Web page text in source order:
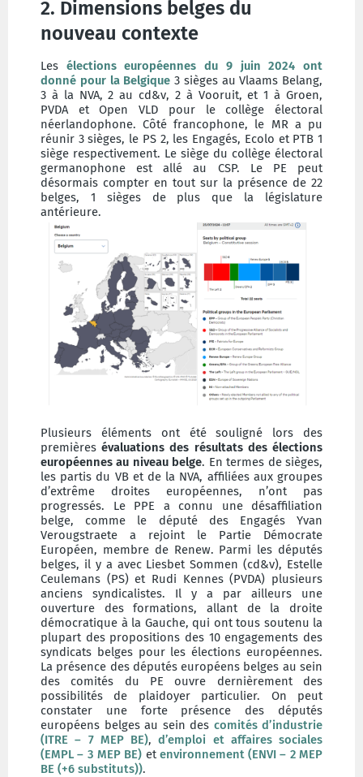
2. Dimensions belges du
nouveau contexte
Les élections européennes du 9 juin 2024 ont
donné pour la Belgique 3 sièges au Vlaams Belang,
3 à la NVA, 2 au cd&v, 2 à Vooruit, et 1 à Groen,
PVDA et Open VLD pour le collège électoral
néerlandophone. Côté francophone, le MR a pu
réunir 3 sièges, le PS 2, les Engagés, Ecolo et PTB 1
siège respectivement. Le siège du collège électoral
germanophone est allé au CSP. Le PE peut
désormais compter en tout sur la présence de 22
belges, 1 sièges de plus que la législature
antérieure.
Plusieurs éléments ont été souligné lors des
premièresévaluations des résultats des élections
européennes au niveau belge. En termes de sièges,
les partis du VB et de la NVA, affiliées aux groupes
d’extrême droites européennes, n’ont pas
progressés. Le PPE a connu une désaffiliation
belge, comme le député des Engagés Yvan
Verougstraete a rejoint le Partie Démocrate
Européen, membre de Renew. Parmi les députés
belges, il y a avec Liesbet Sommen (cd&v), Estelle
Ceulemans (PS) et Rudi Kennes (PVDA) plusieurs
anciens syndicalistes. Il y a par ailleurs une
ouverture des formations, allant de la droite
démocratique à la Gauche, qui ont tous soutenu la
plupart des propositions des 10 engagements des
syndicats belges pour les élections européennes.
La présence des députés européens belges au sein
des comités du PE ouvre dernièrement des
possibilités de plaidoyer particulier. On peut
constater une forte présence des députés
européens belges au sein des comités d’industrie
(ITRE – 7 MEP BE),d’emploi et affaires sociales
(EMPL – 3 MEP BE) et environnement (ENVI – 2 MEP
BE (+6 substituts)).